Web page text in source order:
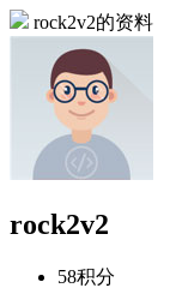
rock2v2的资料
rock2v2
58积分